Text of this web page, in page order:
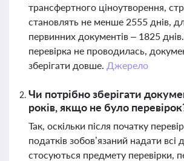
трансфертного ціноутворення,
становлять не менше 2555 днів,
первинних документів – 1825
перевірка не проводилась,
зберігати довше. Джерело
Чи потрібно зберігати
років, якщо не було
Так, оскільки після початку
податків зобов’язаний надати
стосуються предмету перевірки,